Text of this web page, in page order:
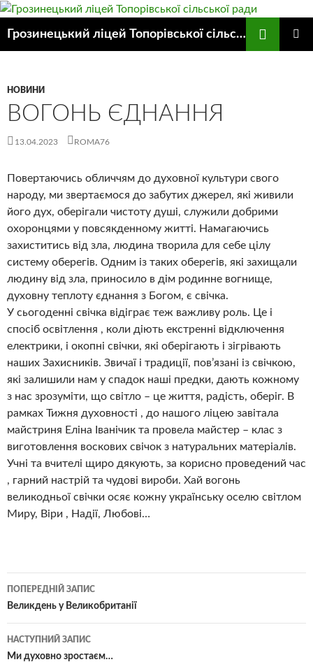
Грозинецький ліцей Топорівської сільської ради
НОВИНИ
ВОГОНЬ ЄДНАННЯ
13.04.2023 ROMA76
Повертаючись обличчям до духовної культури свого
народу, ми звертаємося до забутих джерел, які живили
його дух, оберігали чистоту душі, служили добрими
охоронцями у повсякденному житті. Намагаючись
захиститись від зла, людина творила для себе цілу
систему оберегів. Одним із таких оберегів, які захищали
людину від зла, приносило в дім родинне вогнище,
духовну теплоту єднання з Богом, є свічка.
У сьогоденні свічка відіграє теж важливу роль. Це і
спосіб освітлення , коли діють екстренні відключення
електрики, і окопні свічки, які оберігають і зігрівають
наших Захисників. Звичаї і традиції, пов’язані із свічкою,
які залишили нам у спадок наші предки, дають кожному
з нас зрозуміти, що світло – це життя, радість, оберіг. В
рамках Тижня духовності , до нашого ліцею завітала
майстриня Еліна Іванічик та провела майстер – клас з
виготовлення воскових свічок з натуральних матеріалів.
Учні та вчителі щиро дякують, за корисно проведений час
, гарний настрій та чудові вироби. Хай вогонь
великодньої свічки осяє кожну українську оселю світлом
Миру, Віри , Надії, Любові…
Навігація
по
записам
ПОПЕРЕДНІЙ ЗАПИС
Великдень у Великобританії
НАСТУПНИЙ ЗАПИС
Ми духовно зростаєм…